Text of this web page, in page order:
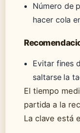
Número de
hacer cola
Evitar fines
saltarse la
El tiempo
partida a la
La clave está